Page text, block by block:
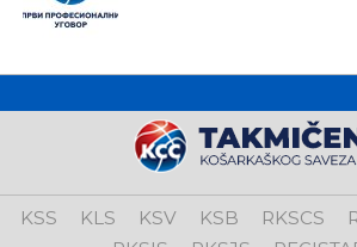
KSS KLS KSV KSB RKSCS